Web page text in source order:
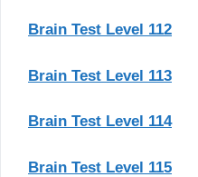
Brain Test Level 112
Brain Test Level 113
Brain Test Level 114
Brain Test Level 115